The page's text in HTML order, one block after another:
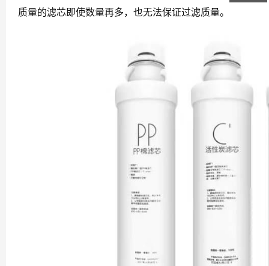
质量的滤芯即使数量再多，也无法保证过滤质量。